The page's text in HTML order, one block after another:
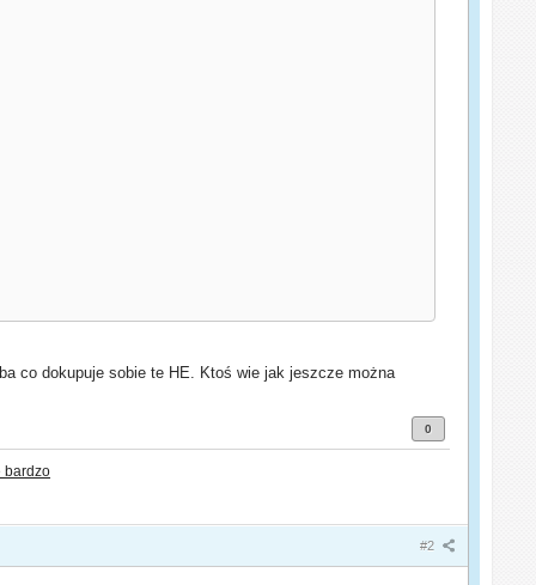
co dokupuje sobie te HE. Ktoś wie jak jeszcze można
0
bardzo
#2